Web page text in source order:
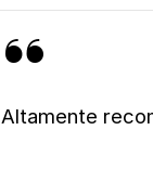
Altamente